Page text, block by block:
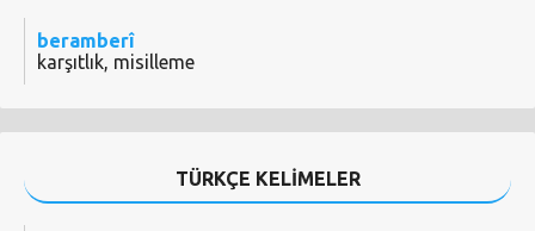
beramberî
karşıtlık, misilleme
TÜRKÇE KELİMELER